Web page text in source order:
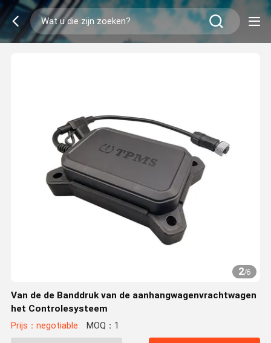
2/6
Van de de Banddruk van de aanhangwagenvrachtwagen
het Controlesysteem
Prijs：negotiable MOQ：1